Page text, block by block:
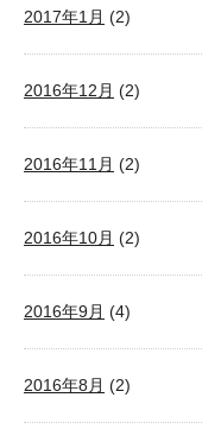
2017年1月 (2)
2016年12月 (2)
2016年11月 (2)
2016年10月 (2)
2016年9月 (4)
2016年8月 (2)